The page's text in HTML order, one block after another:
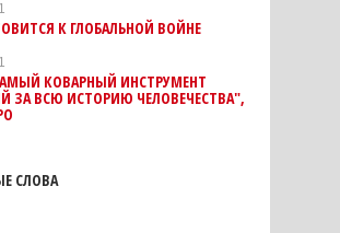
К ГЛОБАЛЬНОЙ ВОЙНЕ
КОВАРНЫЙ ИНСТРУМЕНТ
ЗА ВСЮ ИСТОРИЮ ЧЕЛОВЕЧЕСТВА",
СЛОВА